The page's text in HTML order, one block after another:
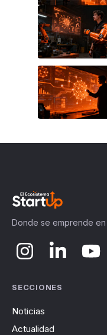
Donde se emprende en
SECCIONES
Noticias
Actualidad